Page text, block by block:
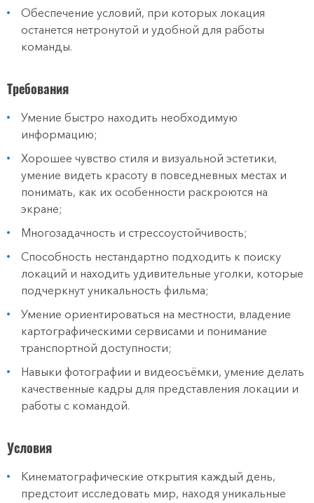
Обеспечение условий, при которых локация
останется нетронутой и удобной для работы
команды.
Требования
Умение быстро находить необходимую
информацию;
Хорошее чувство стиля и визуальной эстетики,
умение видеть красоту в повседневных местах и
понимать, как их особенности раскроются на
экране;
Многозадачность и стрессоустойчивость;
Способность нестандартно подходить к поиску
локаций и находить удивительные уголки, которые
подчеркнут уникальность фильма;
Умение ориентироваться на местности, владение
картографическими сервисами и понимание
транспортной доступности;
Навыки фотографии и видеосъёмки, умение делать
качественные кадры для представления локации и
работы с командой.
Условия
Кинематографические открытия каждый день,
предстоит исследовать мир, находя уникальные